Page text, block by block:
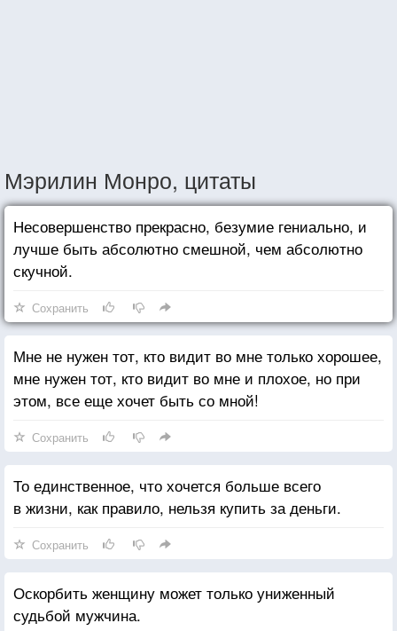
Мэрилин Монро, цитаты
Несовершенство прекрасно, безумие гениально, и
лучше быть абсолютно смешной, чем абсолютно
скучной.
Сохранить
Мне не нужен тот, кто видит во мне только хорошее,
мне нужен тот, кто видит во мне и плохое, но при
этом, все еще хочет быть со мной!
Сохранить
То единственное, что хочется больше всего
в жизни, как правило, нельзя купить за деньги.
Сохранить
Оскорбить женщину может только униженный
судьбой мужчина.